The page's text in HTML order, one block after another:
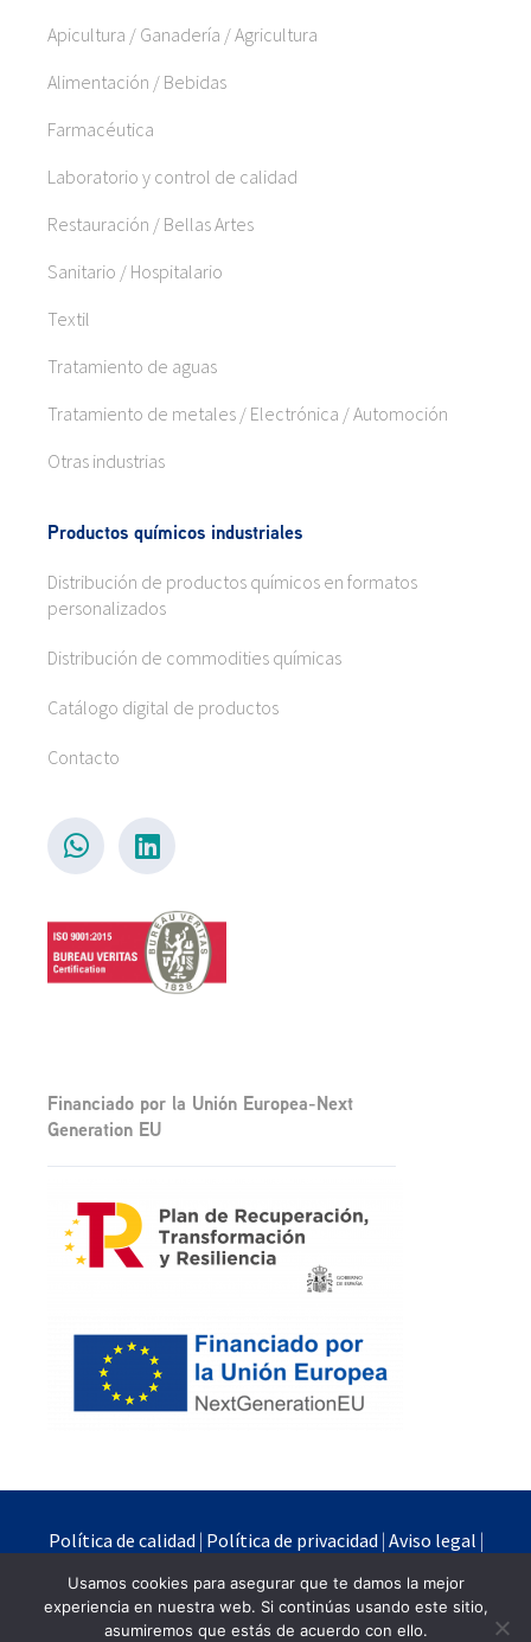
Apicultura / Ganadería / Agricultura
Alimentación / Bebidas
Farmacéutica
Laboratorio y control de calidad
Restauración / Bellas Artes
Sanitario / Hospitalario
Textil
Tratamiento de aguas
Tratamiento de metales / Electrónica / Automoción
Otras industrias
Productos químicos industriales
Distribución de productos químicos en formatos
personalizados
Distribución de commodities químicas
Catálogo digital de productos
Contacto
Financiado por la Unión Europea-Next
Generation EU
Quimipur S.L.U. © 2024
Política de calidad | Política de privacidad | Aviso legal |
Usamos cookies para asegurar que te damos la mejor
experiencia en nuestra web. Si continúas usando este sitio,
asumiremos que estás de acuerdo con ello.